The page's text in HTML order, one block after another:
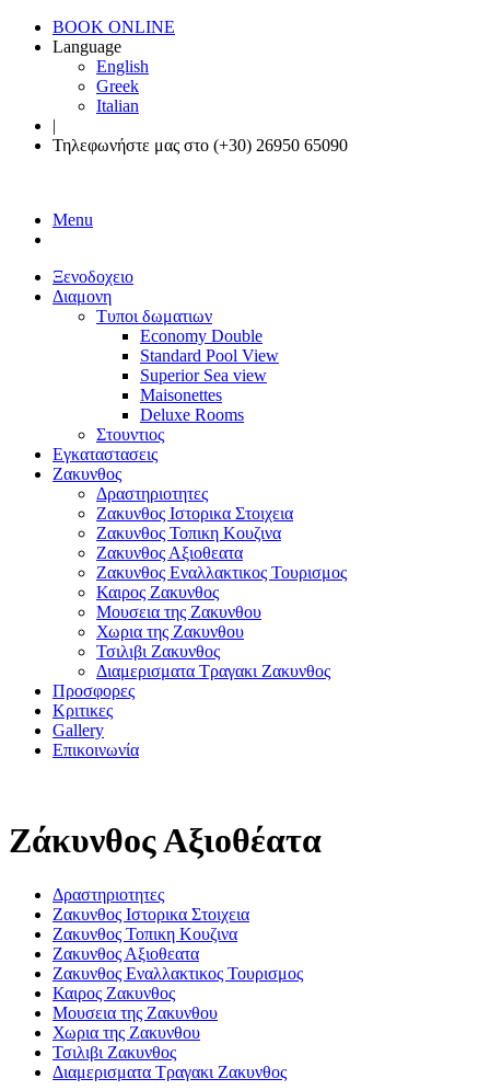
BOOK ONLINE
Language
English
Greek
Italian
|
Τηλεφωνήστε μας στο (+30) 26950 65090
Menu
Ξενοδοχειο
Διαμονη
Τυποι δωματιων
Economy Double
Standard Pool View
Superior Sea view
Maisonettes
Deluxe Rooms
Στουντιος
Εγκαταστασεις
Ζακυνθος
Δραστηριοτητες
Ζακυνθος Ιστορικα Στοιχεια
Ζακυνθος Τοπικη Κουζινα
Ζακυνθος Αξιοθεατα
Ζακυνθος Εναλλακτικος Τουρισμος
Καιρος Ζακυνθος
Μουσεια της Ζακυνθου
Χωρια της Ζακυνθου
Τσιλιβι Ζακυνθος
Διαμερισματα Τραγακι Ζακυνθος
Προσφορες
Κριτικες
Gallery
Επικοινωνία
Ζάκυνθος Αξιοθέατα
Δραστηριοτητες
Ζακυνθος Ιστορικα Στοιχεια
Ζακυνθος Τοπικη Κουζινα
Ζακυνθος Αξιοθεατα
Ζακυνθος Εναλλακτικος Τουρισμος
Καιρος Ζακυνθος
Μουσεια της Ζακυνθου
Χωρια της Ζακυνθου
Τσιλιβι Ζακυνθος
Διαμερισματα Τραγακι Ζακυνθος